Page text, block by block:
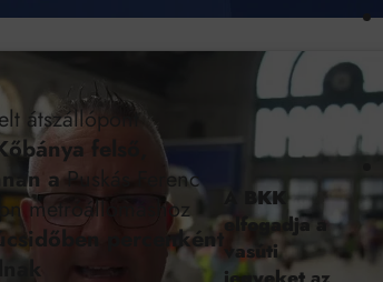
átszállópont
felső,
a Puskás Ferenc
metróállomáshoz
percenként
BKK
elfogadja a
vasúti